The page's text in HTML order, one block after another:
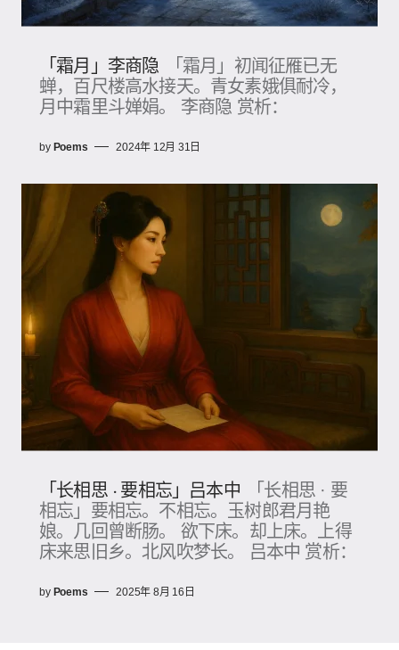
「霜月」李商隐
「霜月」初闻征雁已无
蝉，百尺楼高水接天。青女素娥俱耐冷，
月中霜里斗婵娟​。 李商隐 赏析：
by Poems 2024年 12月 31日
「长相思 · 要相忘」吕本中
「长相思 · 要
相忘」要相忘。不相忘。玉树郎君月艳
娘。几回曾断肠。 欲下床。却上床。上得
床来思旧乡。北风吹梦长。 吕本中 赏析：
by Poems 2025年 8月 16日